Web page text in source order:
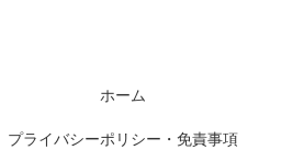
ホーム
プライバシーポリシー・免責事項